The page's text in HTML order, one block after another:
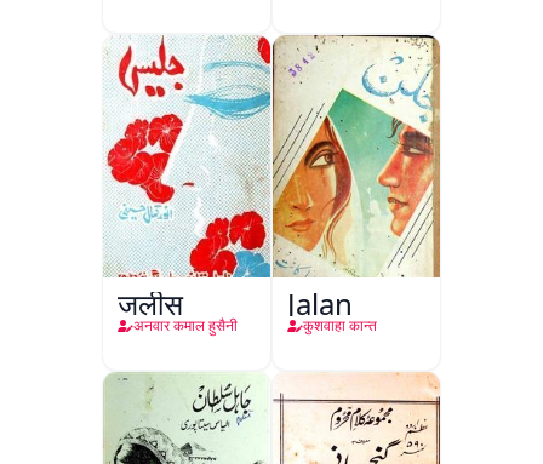
जलीस
अनवार कमाल हुसैनी
Jalan
कुशवाहा कान्त